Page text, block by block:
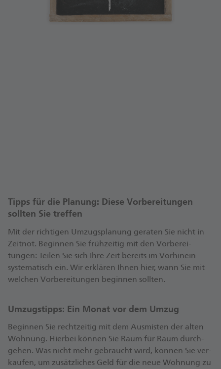
nach Ihren persön­lichen Bedürf­nissen und Budget
abwägen.
Selbstständiger Umzug
Umzugsunternehmen
Vorherige Absprachen mit Helfern notwendig
Vorherige Recherche und Einholen von Angeboten
notwendig
Tipps für die Planung: Diese Vorbereitungen
sollten Sie treffen
Mit der richtigen Umzugs­planung geraten Sie nicht in
Zeitnot. Beginnen Sie frühzeitig mit den Vor­berei­
tungen: Teilen Sie sich Ihre Zeit bereits im Vorhinein
syste­matisch ein. Wir erklären Ihnen hier, wann Sie mit
welchen Vor­berei­tungen beginnen sollten.
Umzugstipps: Ein Monat vor dem Umzug
Beginnen Sie recht­zeitig mit dem Aus­misten der alten
Wohnung. Hierbei können Sie Raum für Raum durch­
gehen. Was nicht mehr gebraucht wird, können Sie ver­
kaufen, um zusätz­liches Geld für die neue Wohnung zu